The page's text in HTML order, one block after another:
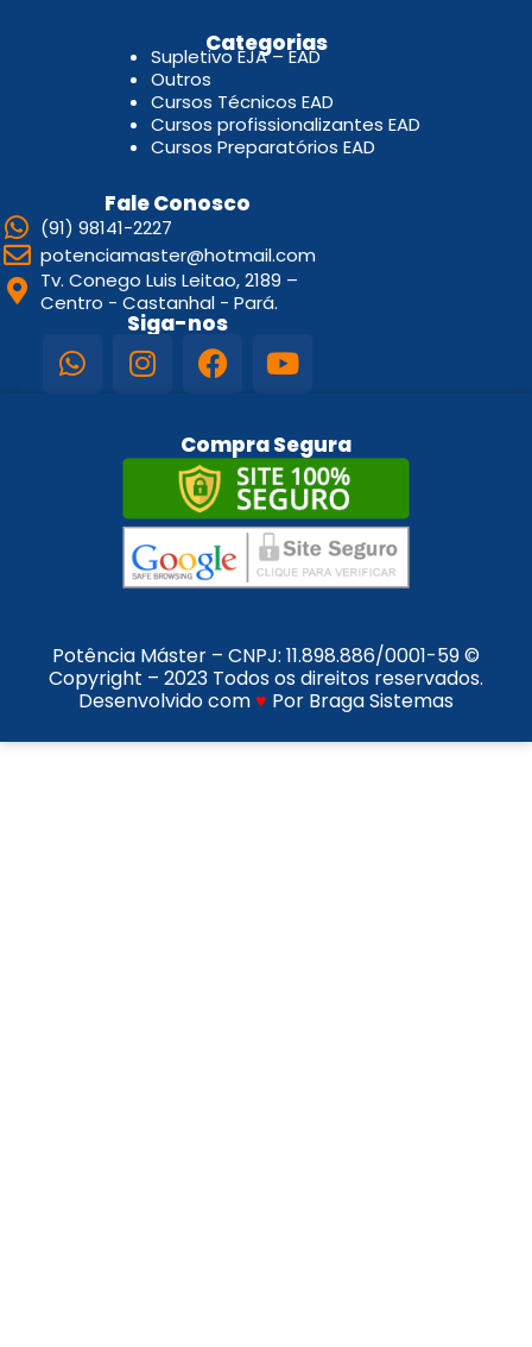
Categorias
Supletivo EJA – EAD
Outros
Cursos Técnicos EAD
Cursos profissionalizantes EAD
Cursos Preparatórios EAD
Fale Conosco
(91) 98141-2227
potenciamaster@hotmail.com
Tv. Conego Luis Leitao, 2189 –
Centro - Castanhal - Pará.
Siga-nos
Compra Segura
Potência Máster – CNPJ: 11.898.886/0001-59©
Copyright – 2023 Todos os direitos reservados.
Desenvolvido com♥ Por Braga Sistemas